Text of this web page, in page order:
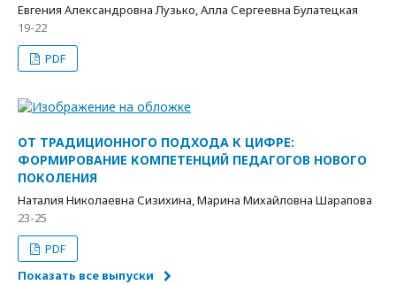
Евгения Александровна Лузько, Алла Сергеевна Булатецкая
19-22
PDF
ОТ ТРАДИЦИОННОГО ПОДХОДА К ЦИФРЕ:
ФОРМИРОВАНИЕ КОМПЕТЕНЦИЙ ПЕДАГОГОВ НОВОГО
ПОКОЛЕНИЯ
Наталия Николаевна Сизихина, Марина Михайловна Шарапова
23-25
PDF
Показать все выпуски